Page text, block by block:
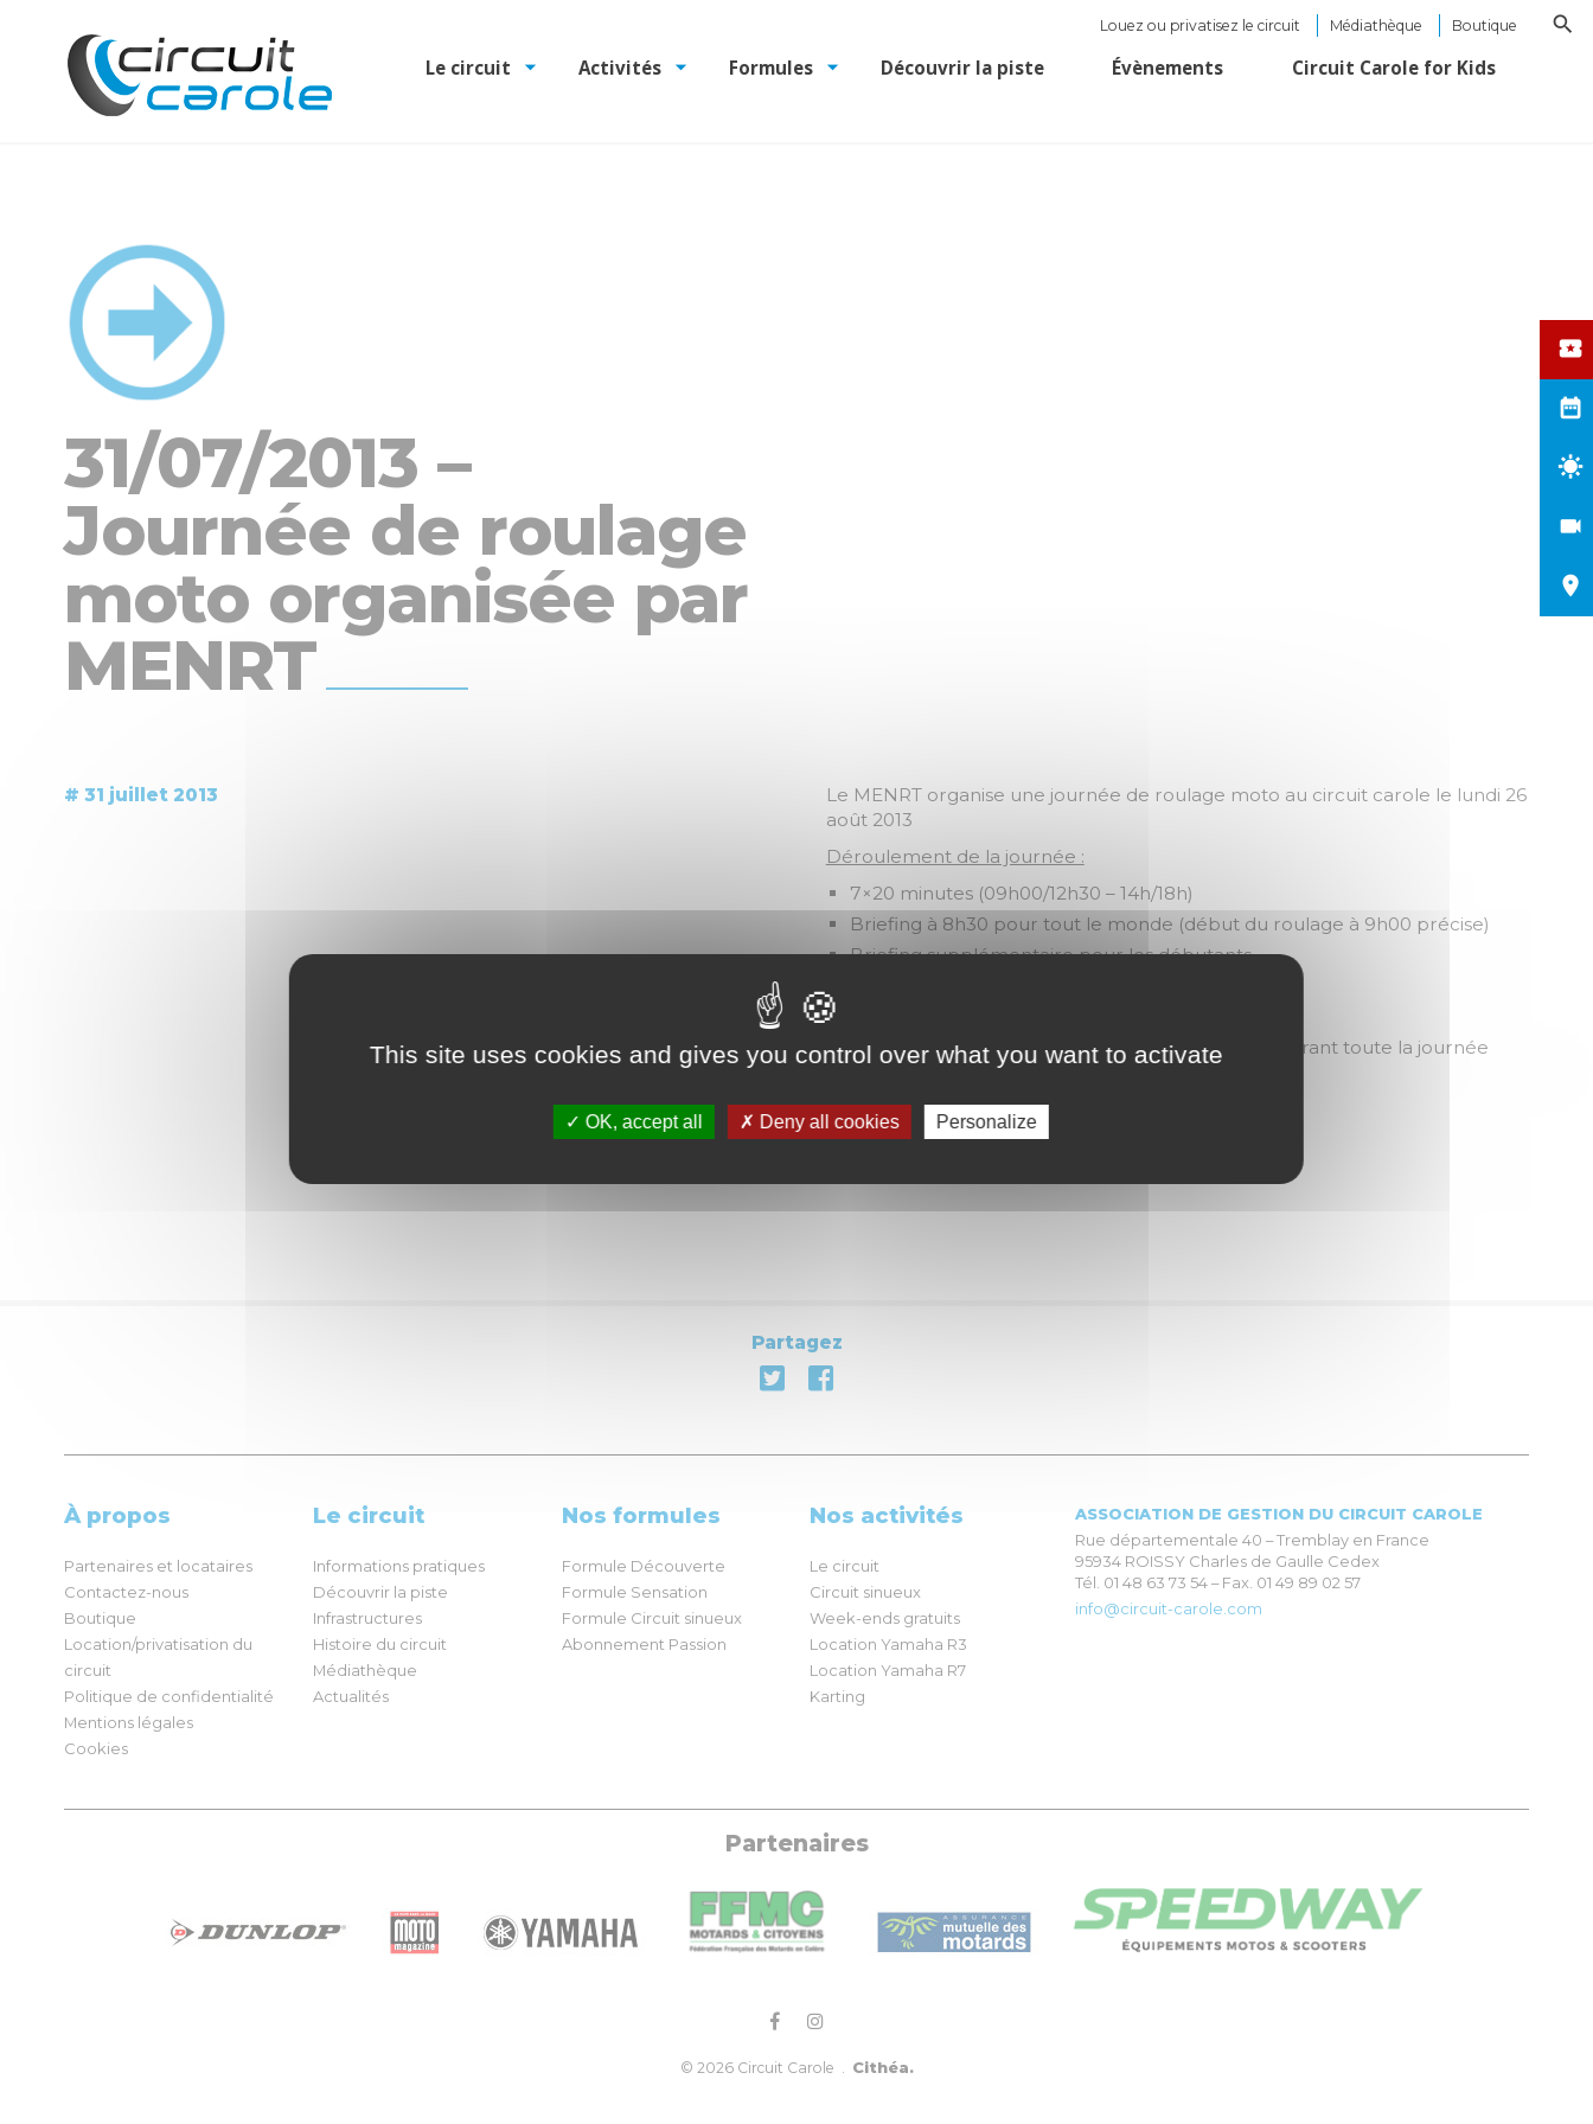
Louez ou privatisez le circuit Médiathèque Boutique
Le circuit Activités Formules Découvrir la piste Évènements Circuit Carole for Kids
31/07/2013 –
Journée de roulage
moto organisée par
MENRT
# 31 juillet 2013
Le MENRT organise une journée de roulage moto au circuit carole le lundi 26
août 2013
Déroulement de la journée :
7×20 minutes (09h00/12h30 – 14h/18h)
Briefing à 8h30 pour tout le monde (début du roulage à 9h00 précise)
Briefing supplémentaire pour les débutants
Commissaires de piste pour assurer la sécurité durant toute la journée
90 euros la journée
Partagez
À propos
Partenaires et locataires
Contactez-nous
Boutique
Location/privatisation du
circuit
Politique de confidentialité
Mentions légales
Cookies
Le circuit
Informations pratiques
Découvrir la piste
Infrastructures
Histoire du circuit
Médiathèque
Actualités
Nos formules
Formule Découverte
Formule Sensation
Formule Circuit sinueux
Abonnement Passion
Nos activités
Le circuit
Circuit sinueux
Week-ends gratuits
Location Yamaha R3
Location Yamaha R7
Karting
ASSOCIATION DE GESTION DU CIRCUIT CAROLE
Rue départementale 40 – Tremblay en France
95934 ROISSY Charles de Gaulle Cedex
Tél. 01 48 63 73 54 – Fax. 01 49 89 02 57
info@circuit-carole.com
Partenaires
© 2026 Circuit Carole . Cithéa.
This site uses cookies and gives you control over what you want to activate
OK, accept all Deny all cookies Personalize